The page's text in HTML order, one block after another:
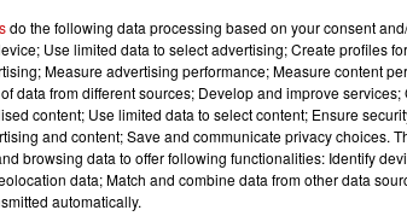
fois, c’est la paternité et plus
dans une famille qui y sont évoqués.
do the following data processing based on your consent
Use limited data to select advertising; Create profiles
Measure advertising performance; Measure content
data from different sources; Develop and improve
content; Use limited data to select content; Ensure
and content; Save and communicate privacy choices.
browsing data to offer following functionalities: Identify
data; Match and combine data from other data
automatically.